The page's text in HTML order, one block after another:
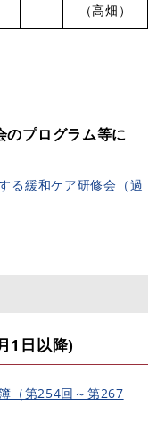
（高畑）
のプログラム等に
る緩和ケア研修会（過
1日以降)
（第254回～第267